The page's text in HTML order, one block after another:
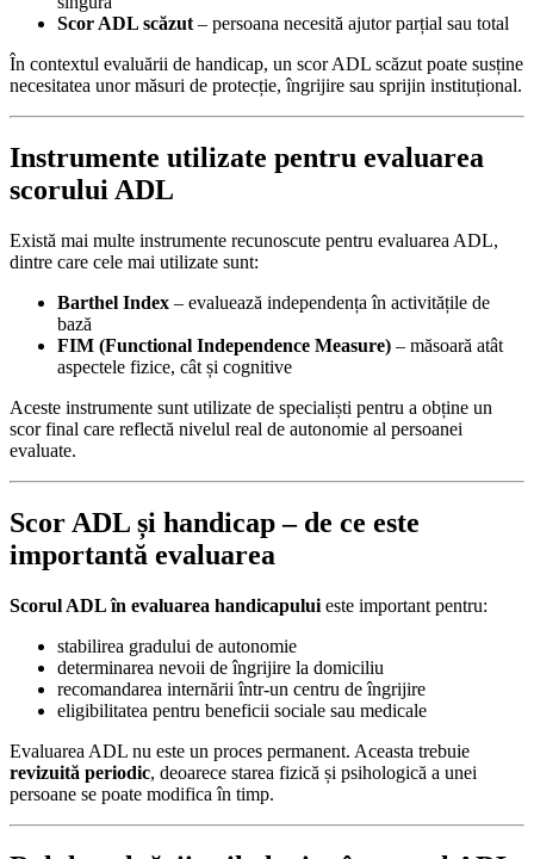
Scor ADL scăzut– persoana necesită ajutor parțial sau total
În contextul evaluării de handicap, un scor ADL scăzut poate susține
necesitatea unor măsuri de protecție, îngrijire sau sprijin instituțional.
Instrumente utilizate pentru evaluarea
scorului ADL
Există mai multe instrumente recunoscute pentru evaluarea ADL,
dintre care cele mai utilizate sunt:
Barthel Index – evaluează independența în activitățile de
bază
FIM (Functional Independence Measure) – măsoară atât
aspectele fizice, cât și cognitive
Aceste instrumente sunt utilizate de specialiști pentru a obține un
scor final care reflectă nivelul real de autonomie al persoanei
evaluate.
Scor ADL și handicap – de ce este
importantă evaluarea
Scorul ADL în evaluarea handicapului este important pentru:
stabilirea gradului de autonomie
determinarea nevoii de îngrijire la domiciliu
recomandarea internării într-un centru de îngrijire
eligibilitatea pentru beneficii sociale sau medicale
Evaluarea ADL nu este un proces permanent. Aceasta trebuie
revizuită periodic, deoarece starea fizică și psihologică a unei
persoane se poate modifica în timp.